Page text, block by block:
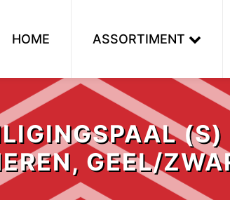
HOME ASSORTIMENT
GEEL/